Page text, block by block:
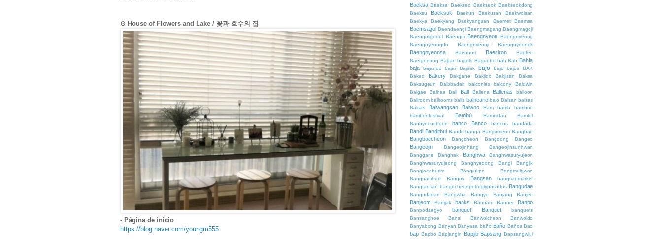
⊙ House of Flowers and Lake / 꽃과 호수의 집
- Página de inicio
https://blog.naver.com/youngm555
Baeksa Baekse Baekseo Baekseok Baekseokdong
Baeksu
Baeksuk Baekun Baekusan
Baekwolsan
Baekya
Baekyang Baekyangsan Baemet Baemsa
Baemsagol Baendaengi Baengmagang Baengmagoji
Baengmigoeul Baengni Baengnyeon Baengnyeong
Baengnyeongdo
Baengnyeonji Baengnyeonok
Baengnyeonsa Baennori Baesiron
Baeteo
Baetgodong Bagae bagels Baguette bah Bah Bahía
baja
bajando bajar Bajirak bajo Bajo bajos
BAK
Baked
Bakery Bakgane Bakjido Bakjisan
Baksa
Baksugeun
Balbbadak balconies balcony
Baldwin
Balgae
Balhae Bali Ball Ballena Ballenas
balloon
Ballroom ballrooms balls balneario balo Balsan balsas
Balsas
Balwangsan Balwoo Bam bamb
bamboo
bamboofestival
Bambú Bamnidan
Bamtol
Banbyeoncheon
banco Banco bancos bandada
Bandi Banditbul Bando banga Bangameori Bangbae
Bangbaecheon Bangcheon Bangdong Bangeo
Bangeojin Bangeojinhang
Bangeojinsunhwan
Banggane
Banghak Banghwa
Banghwasuryujeon
Banghwasuryujeong
Banghyedong Bangi
Bangjik
Bangjoeoburim
Bangjukpo
Bangmulgwan
Bangnamhoe
Bangok Bangsan
bangsanmarket
Bangtaesan bangucheonpetroglyphshttps Bangudae
Bangudaean Bangwha Bangye Banjang Banjeo
Banjeom Banjjak banks Bannam Banner Banpo
Banpodaegyo banquet Banquet
banquets
Bansanghoe
Bansi Banwolcheon
Banwoldo
Banyabong Banyan Banyasa baño Baño Baños Bao
bap Bapbo Bapjangin Bapjip Bapsang Bapsangwiui